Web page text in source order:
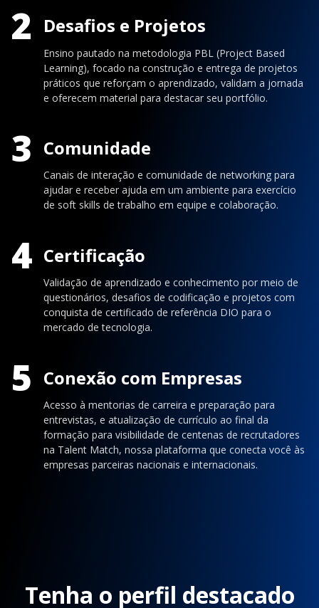
2 Desafios e Projetos
Ensino pautado na metodologia PBL (Project Based
Learning), focado na construção e entrega de projetos
práticos que reforçam o aprendizado, validam a jornada
e oferecem material para destacar seu portfólio.
3 Comunidade
Canais de interação e comunidade de networking para
ajudar e receber ajuda em um ambiente para exercício
de soft skills de trabalho em equipe e colaboração.
4 Certificação
Validação de aprendizado e conhecimento por meio de
questionários, desafios de codificação e projetos com
conquista de certificado de referência DIO para o
mercado de tecnologia.
5 Conexão com Empresas
Acesso à mentorias de carreira e preparação para
entrevistas, e atualização de currículo ao final da
formação para visibilidade de centenas de recrutadores
na Talent Match, nossa plataforma que conecta você às
empresas parceiras nacionais e internacionais.
Tenha o perfil destacado